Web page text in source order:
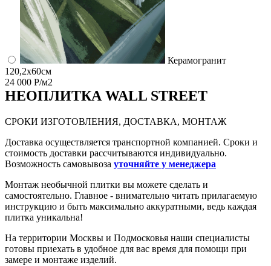
Керамогранит
120,2x60см
24 000 Р/м2
НЕОПЛИТКА WALL STREET
СРОКИ ИЗГОТОВЛЕНИЯ, ДОСТАВКА, МОНТАЖ
Доставка осуществляется транспортной компанией. Сроки и
стоимость доставки рассчитываются индивидуально.
Возможность самовывоза уточняйте у менеджера
Монтаж необычной плитки вы можете сделать и
самостоятельно. Главное - внимательно читать прилагаемую
инструкцию и быть максимально аккуратными, ведь каждая
плитка уникальна!
На территории Москвы и Подмосковья наши специалисты
готовы приехать в удобное для вас время для помощи при
замере и монтаже изделий.